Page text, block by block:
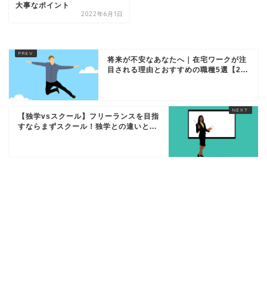
大事なポイント
2022年6月1日
将来が不安なあなたへ｜在宅ワークが注
目される理由とおすすめの職種5選【2...
【独学vsスクール】フリーランスを目指
すならまずスクール！独学との違いと...